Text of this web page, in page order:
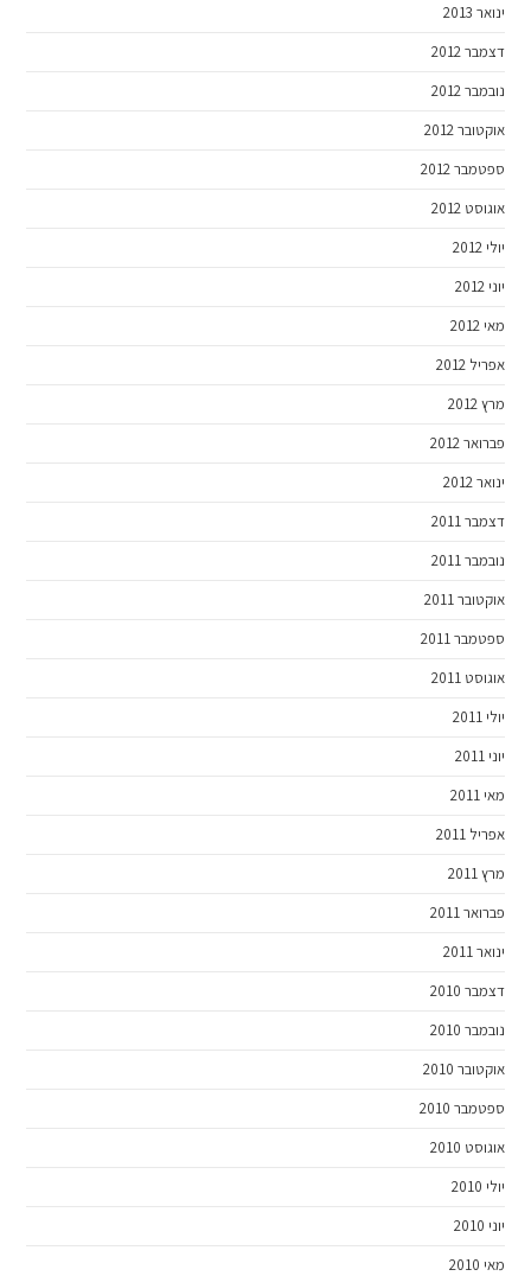
ינואר 2013
דצמבר 2012
נובמבר 2012
אוקטובר 2012
ספטמבר 2012
אוגוסט 2012
יולי 2012
יוני 2012
מאי 2012
אפריל 2012
מרץ 2012
פברואר 2012
ינואר 2012
דצמבר 2011
נובמבר 2011
אוקטובר 2011
ספטמבר 2011
אוגוסט 2011
יולי 2011
יוני 2011
מאי 2011
אפריל 2011
מרץ 2011
פברואר 2011
ינואר 2011
דצמבר 2010
נובמבר 2010
אוקטובר 2010
ספטמבר 2010
אוגוסט 2010
יולי 2010
יוני 2010
מאי 2010